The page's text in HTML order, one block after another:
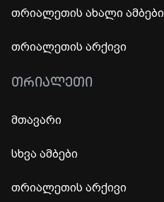
თრიალეთის ახალი ამბები
თრიალეთის არქივი
ᲗᲠᲘᲐᲚᲔᲗᲘ
მთავარი
სხვა ამბები
თრიალეთის არქივი